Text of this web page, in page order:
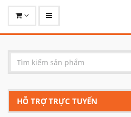
HỖ TRỢ TRỰC TUYẾN